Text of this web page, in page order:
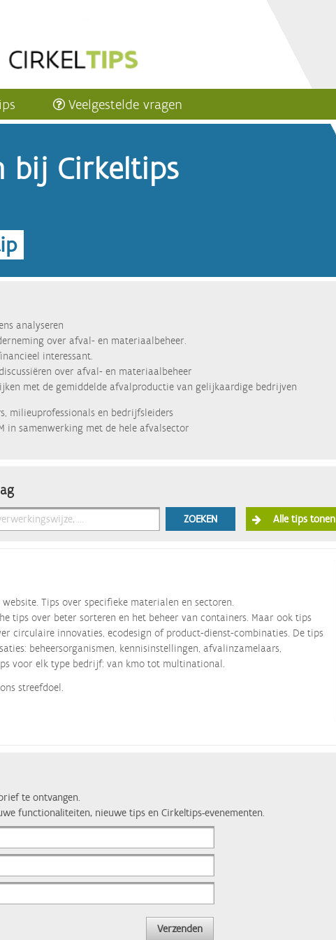
Veelgestelde vragen
bij Cirkeltips
analyseren
over afval- en materiaalbeheer.
interessant.
over afval- en materiaalbeheer
met de gemiddelde afvalproductie van gelijkaardige bedrijven
milieuprofessionals en bedrijfsleiders
in samenwerking met de hele afvalsector
ZOEKEN Alle tips tonen
Tips over specifieke materialen en sectoren.
tips over beter sorteren en het beheer van containers. Maar ook tips
circulaire innovaties, ecodesign of product-dienst-combinaties. De tips
beheersorganismen, kennisinstellingen, afvalinzamelaars,
voor elk type bedrijf: van kmo tot multinational.
streefdoel.
te ontvangen.
functionaliteiten, nieuwe tips en Cirkeltips-evenementen.
Verzenden